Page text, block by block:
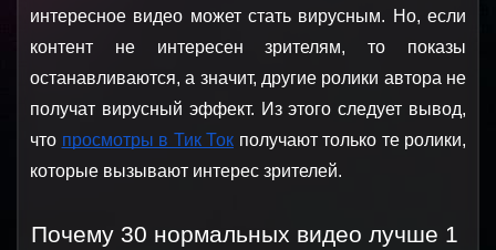
интересное видео может стать вирусным. Но, если
контент не интересен зрителям, то показы
останавливаются, а значит, другие ролики автора не
получат вирусный эффект. Из этого следует вывод,
что просмотры в Тик Ток получают только те ролики,
которые вызывают интерес зрителей.
Почему 30 нормальных видео лучше 1